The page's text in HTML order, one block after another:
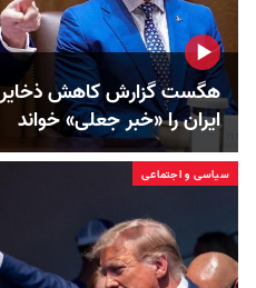
هگست گزارش کاهش ذخایر
ایران را «خبر جعلی» خواند
سیاسی و اجتماعی